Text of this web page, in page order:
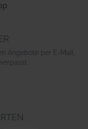
Angebote per E-Mail,